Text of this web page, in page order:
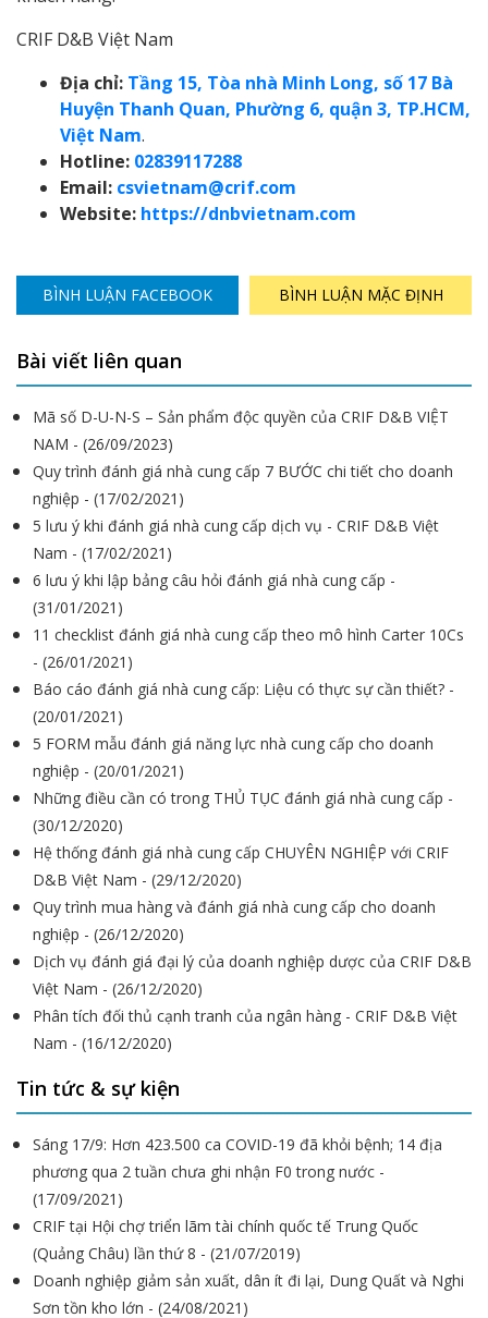
CRIF D&B Việt Nam
Địa chỉ: Tầng 15, Tòa nhà Minh Long, số 17 Bà
Huyện Thanh Quan, Phường 6, quận 3, TP.HCM,
Việt Nam.
Hotline: 02839117288
Email: csvietnam@crif.com
Website: https://dnbvietnam.com
BÌNH LUẬN FACEBOOK BÌNH LUẬN MẶC ĐỊNH
Bài viết liên quan
Mã số D-U-N-S – Sản phẩm độc quyền của CRIF D&B VIỆT
NAM - (26/09/2023)
Quy trình đánh giá nhà cung cấp 7 BƯỚC chi tiết cho doanh
nghiệp - (17/02/2021)
5 lưu ý khi đánh giá nhà cung cấp dịch vụ - CRIF D&B Việt
Nam - (17/02/2021)
6 lưu ý khi lập bảng câu hỏi đánh giá nhà cung cấp -
(31/01/2021)
11 checklist đánh giá nhà cung cấp theo mô hình Carter 10Cs
- (26/01/2021)
Báo cáo đánh giá nhà cung cấp: Liệu có thực sự cần thiết? -
(20/01/2021)
5 FORM mẫu đánh giá năng lực nhà cung cấp cho doanh
nghiệp - (20/01/2021)
Những điều cần có trong THỦ TỤC đánh giá nhà cung cấp -
(30/12/2020)
Hệ thống đánh giá nhà cung cấp CHUYÊN NGHIỆP với CRIF
D&B Việt Nam - (29/12/2020)
Quy trình mua hàng và đánh giá nhà cung cấp cho doanh
nghiệp - (26/12/2020)
Dịch vụ đánh giá đại lý của doanh nghiệp dược của CRIF D&B
Việt Nam - (26/12/2020)
Phân tích đối thủ cạnh tranh của ngân hàng - CRIF D&B Việt
Nam - (16/12/2020)
Tin tức & sự kiện
Sáng 17/9: Hơn 423.500 ca COVID-19 đã khỏi bệnh; 14 địa
phương qua 2 tuần chưa ghi nhận F0 trong nước -
(17/09/2021)
CRIF tại Hội chợ triển lãm tài chính quốc tế Trung Quốc
(Quảng Châu) lần thứ 8 - (21/07/2019)
Doanh nghiệp giảm sản xuất, dân ít đi lại, Dung Quất và Nghi
Sơn tồn kho lớn - (24/08/2021)